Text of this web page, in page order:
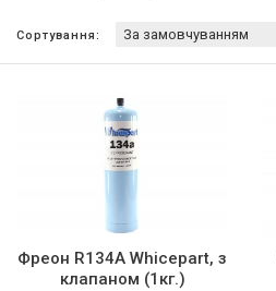
Сортування:
Фреон R134A Whicepart, з
клапаном (1кг.)